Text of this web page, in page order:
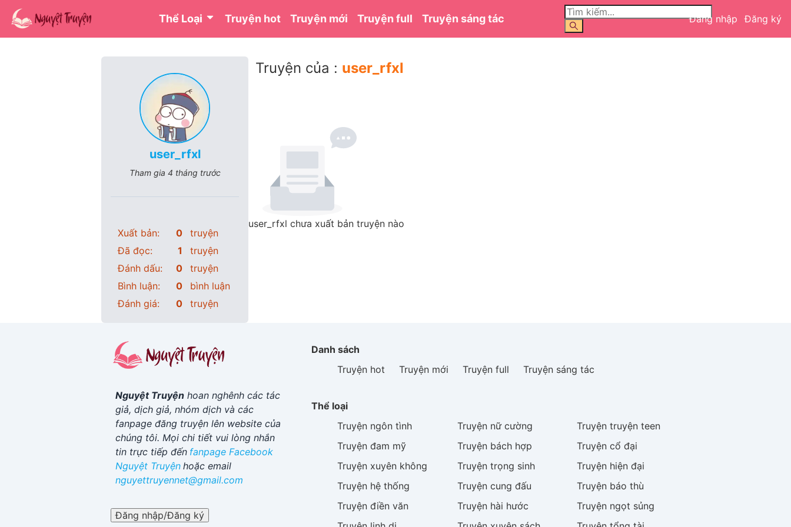
Thể Loại Truyện hot Truyện mới Truyện full Truyện sáng tác Đăng nhập Đăng ký
user_rfxl
Tham gia 4 tháng trước
Xuất bản: 0
truyện
Đã đọc:
1
truyện
Đánh dấu:
0
truyện
Bình luận:
0
bình luận
Đánh giá:
0 truyện
Truyện của : user_rfxl
user_rfxl chưa xuất bản truyện nào
Nguyệt Truyện hoan nghênh các tác
giả, dịch giả, nhóm dịch và các
fanpage đăng truyện lên website của
chúng tôi. Mọi chi tiết vui lòng nhắn
tin trực tiếp đến fanpage Facebook
Nguyệt Truyện hoặc email
nguyettruyennet@gmail.com
Đăng nhập/Đăng ký
Danh sách
Truyện hot
Truyện mới Truyện full Truyện sáng tác
Thể loại
Truyện ngôn tình Truyện nữ cường Truyệntruyện teen
Truyệnđam mỹ Truyện bách hợp Truyệncổ đại
Truyện xuyên không Truyện trọng sinh Truyện hiện đại
Truyện hệ thống Truyện cung đấu Truyện báo thù
Truyệnđiền văn Truyện hài hước Truyện ngọt sủng